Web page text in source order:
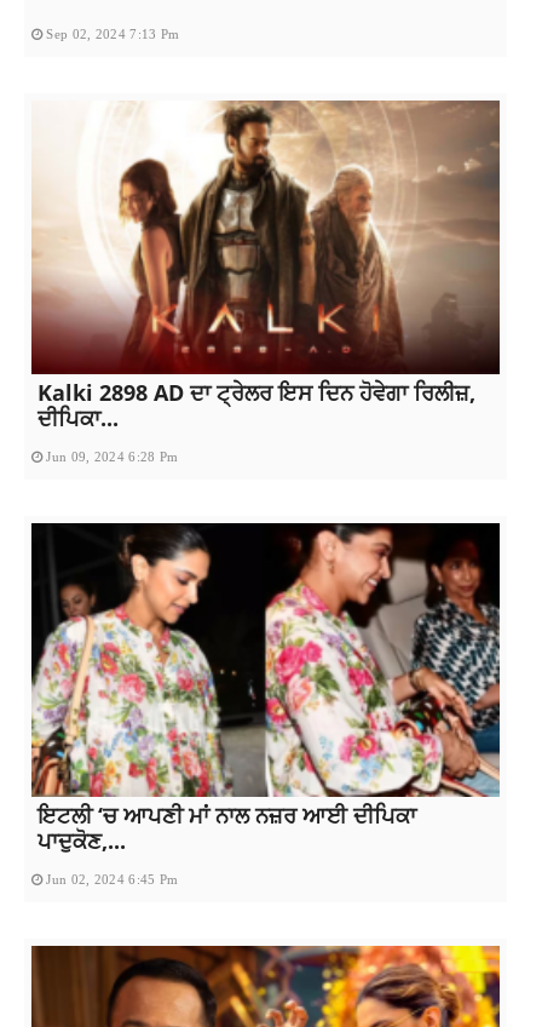
Sep 02, 2024 7:13 Pm
Kalki 2898 AD ਦਾ ਟ੍ਰੇਲਰ ਇਸ ਦਿਨ ਹੋਵੇਗਾ ਰਿਲੀਜ਼,
ਦੀਪਿਕਾ...
Jun 09, 2024 6:28 Pm
ਇਟਲੀ ‘ਚ ਆਪਣੀ ਮਾਂ ਨਾਲ ਨਜ਼ਰ ਆਈ ਦੀਪਿਕਾ
ਪਾਦੁਕੋਣ,...
Jun 02, 2024 6:45 Pm